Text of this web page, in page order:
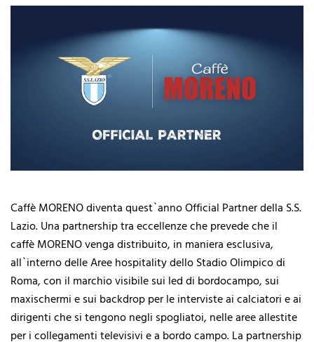
Caffè MORENO diventa quest`anno Official Partner della S.S.
Lazio. Una partnership tra eccellenze che prevede che il
caffè MORENO venga distribuito, in maniera esclusiva,
all`interno delle Aree hospitality dello Stadio Olimpico di
Roma, con il marchio visibile sui led di bordocampo, sui
maxischermi e sui backdrop per le interviste ai calciatori e ai
dirigenti che si tengono negli spogliatoi, nelle aree allestite
per i collegamenti televisivi e a bordo campo. La partnership